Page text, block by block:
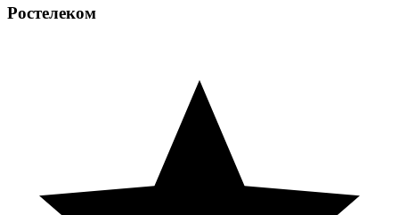
Ростелеком